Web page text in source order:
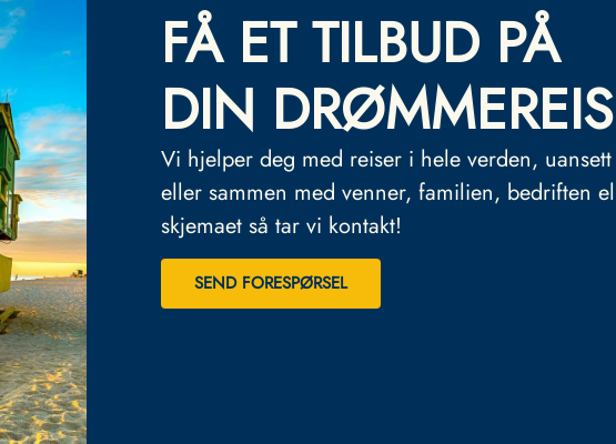
FÅ ET TILBUD PÅ
DIN
Vi hjelper deg med reiser i hele verden,
eller sammen med venner, familien, bedriften
skjemaet så tar vi kontakt!
SEND FORESPØRSEL